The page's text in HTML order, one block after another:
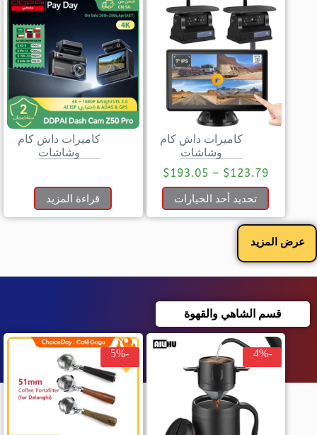
كاميرات داش كام
وشاشات
$123.79
–
$193.05
تحديد أحد الخيارات
كاميرات داش كام
وشاشات
قراءة المزيد
عرض المزيد
قسم الشاهي والقهوة
-4%
-5%